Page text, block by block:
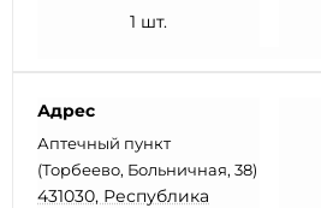
1 шт.
Адрес
Аптечный пункт
(Торбеево, Больничная, 38)
431030, Республика